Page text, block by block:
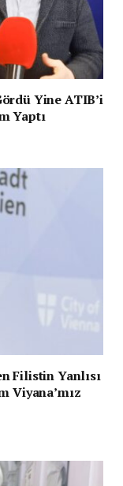
Yine ATIB’i
Yaptı
Filistin Yanlısı
Viyana’mız